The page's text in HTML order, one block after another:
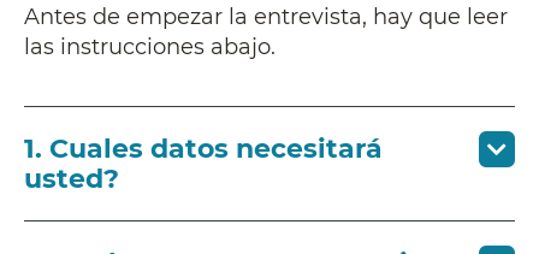
Antes de empezar la entrevista, hay que leer
las instrucciones abajo.
1. Cuales datos necesitará
usted?